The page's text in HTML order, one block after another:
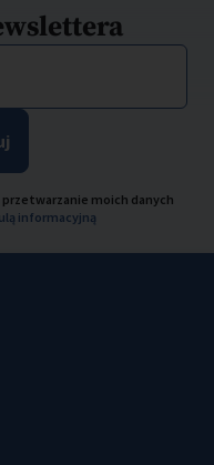
przetwarzanie moich danych
informacyjną